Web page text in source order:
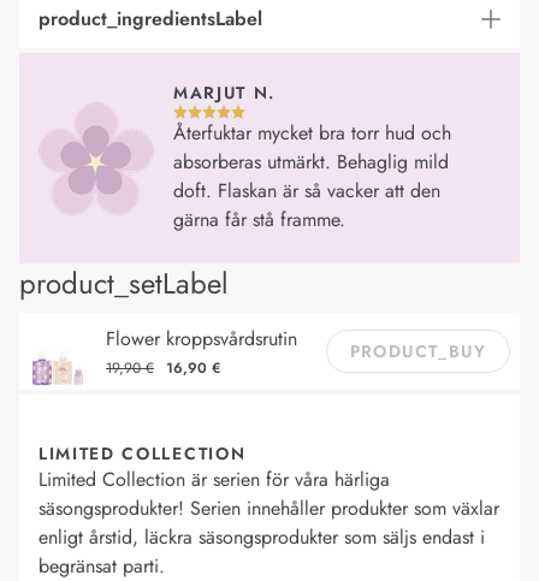
product_ingredientsLabel
MARJUT N.
Återfuktar mycket bra torr hud och
absorberas utmärkt. Behaglig mild
doft. Flaskan är så vacker att den
gärna får stå framme.
product_setLabel
Flower kroppsvårdsrutin
19,90 € 16,90 €
PRODUCT_BUY
LIMITED COLLECTION
Limited Collection är serien för våra härliga
säsongsprodukter! Serien innehåller produkter som växlar
enligt årstid, läckra säsongsprodukter som säljs endast i
begränsat parti.